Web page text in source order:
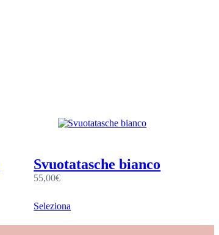
Svuotatasche bianco
55,00€
Seleziona